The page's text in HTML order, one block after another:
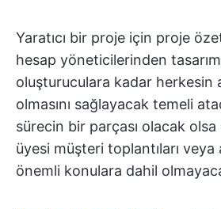
Yaratıcı bir proje için proje
hesap yöneticilerinden
oluşturuculara kadar herkesin
olmasını sağlayacak temeli
sürecin bir parçası olacak olsa
üyesi müşteri toplantıları veya
önemli konulara dahil